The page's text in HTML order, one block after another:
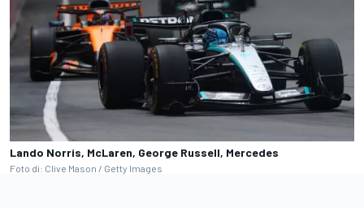
Lando Norris, McLaren, George Russell, Mercedes
Foto di: Clive Mason / Getty Images